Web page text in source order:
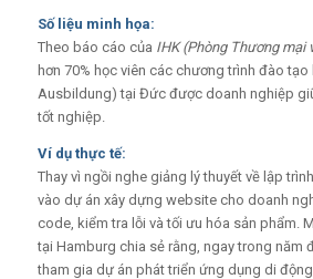
Số liệu minh họa:
Theo báo cáo của IHK (Phòng Thương mại
hơn 70% học viên các chương trình đào
Ausbildung) tại Đức được doanh nghiệp
tốt nghiệp.
Ví dụ thực tế:
Thay vì ngồi nghe giảng lý thuyết về lập
vào dự án xây dựng website cho doanh
code, kiểm tra lỗi và tối ưu hóa sản phẩm.
tại Hamburg chia sẻ rằng, ngay trong năm
tham gia dự án phát triển ứng dụng di